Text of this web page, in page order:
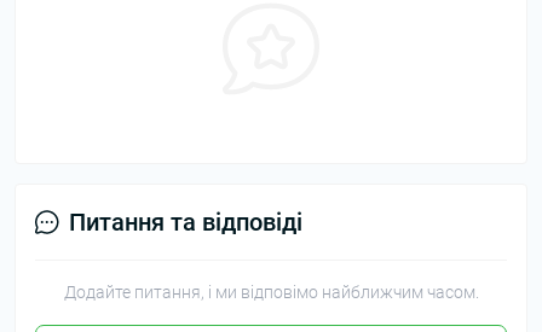
Питання та відповіді
Додайте питання, і ми відповімо найближчим часом.